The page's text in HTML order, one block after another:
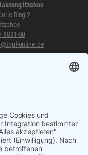
Itzehoe
Ring 2
8891-50
online.de
04 04 04-04
online.de
und mehr